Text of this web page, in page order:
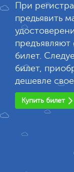
При
предьявить
билет.
билет,
дешевле
Купить билет